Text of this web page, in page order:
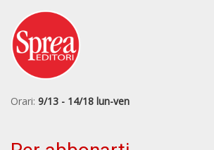
Orari: 9/13 - 14/18 lun-ven